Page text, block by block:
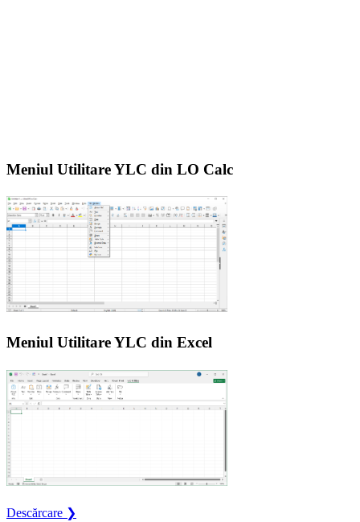
Meniul Utilitare YLC din LO Calc
Meniul Utilitare YLC din Excel
Descărcare ❯